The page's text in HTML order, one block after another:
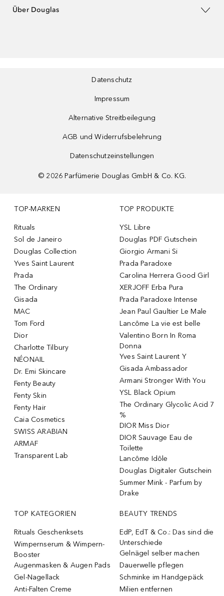
Über Douglas
Datenschutz
Impressum
Alternative Streitbeilegung
AGB und Widerrufsbelehrung
Datenschutzeinstellungen
© 2026 Parfümerie Douglas GmbH & Co. KG.
TOP-MARKEN
Rituals
Sol de Janeiro
Douglas Collection
Yves Saint Laurent
Prada
The Ordinary
Gisada
MAC
Tom Ford
Dior
Charlotte Tilbury
NÉONAIL
Dr. Emi Skincare
Fenty Beauty
Fenty Skin
Fenty Hair
Caia Cosmetics
SWISS ARABIAN
ARMAF
Transparent Lab
TOP PRODUKTE
YSL Libre
Douglas PDF Gutschein
Giorgio Armani Si
Prada Paradoxe
Carolina Herrera Good Girl
XERJOFF Erba Pura
Prada Paradoxe Intense
Jean Paul Gaultier Le Male
Lancôme La vie est belle
Valentino Born In Roma
Donna
Yves Saint Laurent Y
Gisada Ambassador
Armani Stronger With You
YSL Black Opium
The Ordinary Glycolic Acid 7
%
DIOR Miss Dior
DIOR Sauvage Eau de
Toilette
Lancôme Idôle
Douglas Digitaler Gutschein
Summer Mink - Parfum by
Drake
TOP KATEGORIEN
Rituals Geschenksets
Wimpernserum & Wimpern-
Booster
Augenmasken & Augen Pads
Gel-Nagellack
Anti-Falten Creme
BEAUTY TRENDS
EdP, EdT & Co.: Das sind die
Unterschiede
Gelnägel selber machen
Dauerwelle pflegen
Schminke im Handgepäck
Milien entfernen